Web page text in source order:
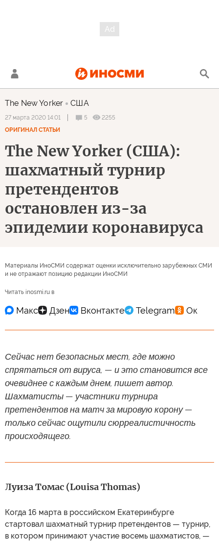
The New Yorker США
27 марта 2020 14:01 5
2255
ОРИГИНАЛ СТАТЬИ
The New Yorker (США):
шахматный турнир
претендентов
остановлен из-за
эпидемии коронавируса
Материалы ИноСМИ содержат оценки исключительно зарубежных СМИ
и не отражают позицию редакции ИноСМИ
Читать inosmi.ru в
Сейчас нет безопасных мест, где можно
спрятаться от вируса, — и это становится все
очевиднее с каждым днем, пишет автор.
Шахматисты — участники турнира
претендентов на матч за мировую корону —
только сейчас ощутили сюрреалистичность
происходящего.
Луиза Томас (Louisa Thomas)
Когда 16 марта в российском Екатеринбурге
стартовал шахматный турнир претендентов — турнир,
в котором принимают участие восемь шахматистов, —